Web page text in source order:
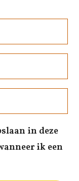
in deze
ik een